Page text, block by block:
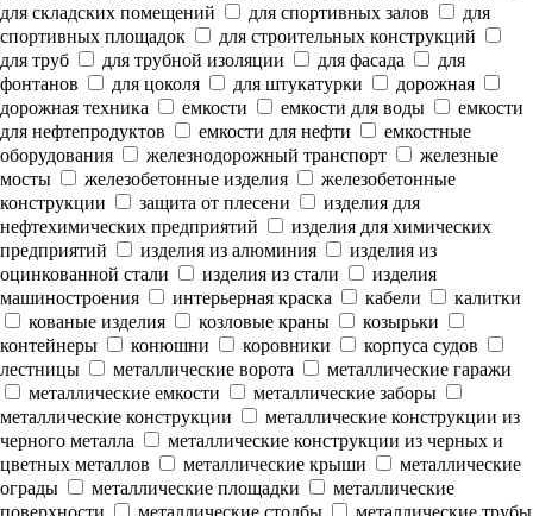
для складских помещений
для спортивных залов
для
спортивных площадок
для строительных конструкций
для труб
для трубной изоляции для фасада
для
фонтанов
для цоколя для штукатурки
дорожная
дорожная техника
емкости емкости для воды
емкости
для нефтепродуктов
емкости для нефти
емкостные
оборудования
железнодорожный транспорт
железные
мосты
железобетонные изделия
железобетонные
конструкции
защита от плесени
изделия для
нефтехимических предприятий
изделия для химических
предприятий
изделия из алюминия
изделия из
оцинкованной стали
изделия из стали
изделия
машиностроения
интерьерная краска кабели
калитки
кованые изделия
козловые краны
козырьки
контейнеры
конюшни коровники
корпуса судов
лестницы
металлические ворота
металлические гаражи
металлические емкости
металлические заборы
металлические конструкции
металлические конструкции из
черного металла
металлические конструкции из черных и
цветных металлов
металлические крыши
металлические
ограды
металлические площадки
металлические
поверхности
металлические столбы металлические трубы